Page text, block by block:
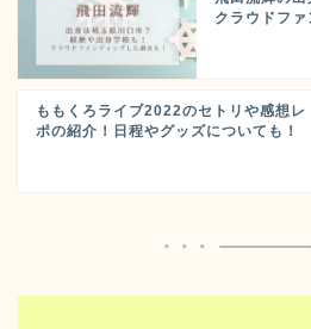
クラウドファ
ももくろライブ2022のセトリや感想レ
ポの紹介！日程やグッズについても！